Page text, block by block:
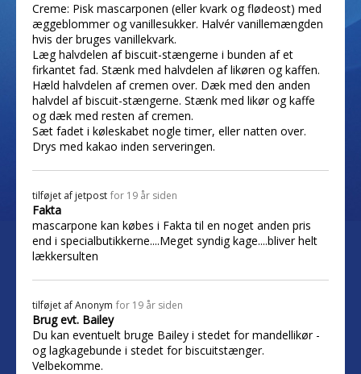
Creme: Pisk mascarponen (eller kvark og flødeost) med
æggeblommer og vanillesukker. Halvér vanillemængden
hvis der bruges vanillekvark.
Læg halvdelen af biscuit-stængerne i bunden af et
firkantet fad. Stænk med halvdelen af likøren og kaffen.
Hæld halvdelen af cremen over. Dæk med den anden
halvdel af biscuit-stængerne. Stænk med likør og kaffe
og dæk med resten af cremen.
Sæt fadet i køleskabet nogle timer, eller natten over.
Drys med kakao inden serveringen.
tilføjet af jetpost for 19 år siden
Fakta
mascarpone kan købes i Fakta til en noget anden pris
end i specialbutikkerne....Meget syndig kage....bliver helt
lækkersulten
tilføjet afAnonym for 19 år siden
Brug evt. Bailey
Du kan eventuelt bruge Bailey i stedet for mandellikør -
og lagkagebunde i stedet for biscuitstænger.
Velbekomme.